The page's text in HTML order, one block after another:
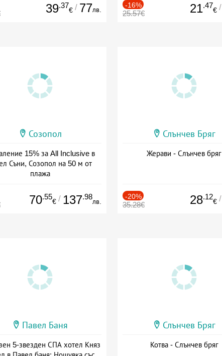
39.37
€ / 77лв.
-16%
25.57€ 21.47
€ /
Созопол
15% за All Inclusive в
Съни, Созопол на 50 м от
плажа
70.55
€ / 137.98
лв.
Слънчев Бряг
Жерави - Слънчев бряг
-20%
35.28€ 28.12
€ /
Павел Баня
5-звезден СПА хотел Княз
Слънчев Бряг
Котва - Слънчев бряг